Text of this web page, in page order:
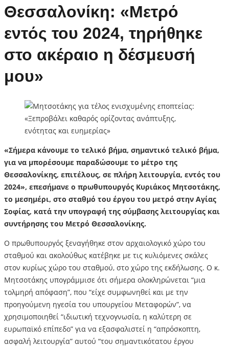
Θεσσαλονίκη: «Μετρό
εντός του 2024, τηρήθηκε
στο ακέραιο η δέσμευσή
μου»
«Σήμερα κάνουμε το τελικό βήμα, σημαντικό τελικό βήμα,
για να μπορέσουμε παραδώσουμε το μέτρο της
Θεσσαλονίκης, επιτέλους, σε πλήρη λειτουργία, εντός του
2024», επεσήμανε ο πρωθυπουργός Κυριάκος Μητσοτάκης,
το μεσημέρι, στο σταθμό του έργου του μετρό στην Αγίας
Σοφίας, κατά την υπογραφή της σύμβασης λειτουργίας και
συντήρησης του Μετρό Θεσσαλονίκης.
Ο πρωθυπουργός ξεναγήθηκε στον αρχαιολογικό χώρο του
σταθμού και ακολούθως κατέβηκε με τις κυλιόμενες σκάλες
στον κυρίως χώρο του σταθμού, στο χώρο της εκδήλωσης. Ο κ.
Μητσοτάκης υπογράμμισε ότι σήμερα ολοκληρώνεται “μια
τολμηρή απόφαση”, που “είχε συμφωνηθεί και με την
προηγούμενη ηγεσία του υπουργείου Μεταφορών”, να
χρησιμοποιηθεί “ιδιωτική τεχνογνωσία, η καλύτερη σε
ευρωπαϊκό επίπεδο” για να εξασφαλιστεί η “απρόσκοπτη,
ασφαλή λειτουργία” αυτού “του σημαντικότατου έργου